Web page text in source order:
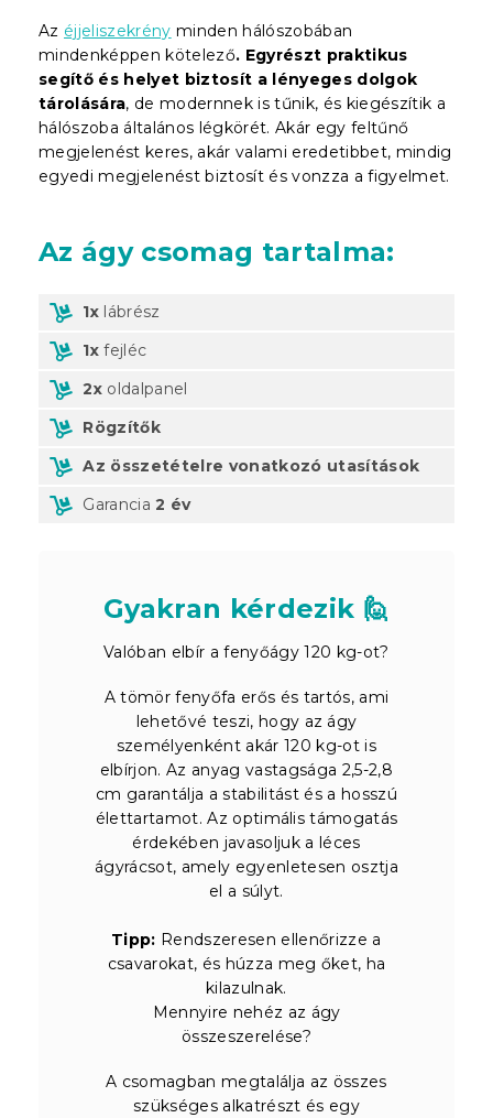
Az éjjeliszekrény minden hálószobában
mindenképpen kötelező. Egyrészt praktikus
segítő és helyet biztosít a lényeges dolgok
tárolására, de modernnek is tűnik, és kiegészítik a
hálószoba általános légkörét. Akár egy feltűnő
megjelenést keres, akár valami eredetibbet, mindig
egyedi megjelenést biztosít és vonzza a figyelmet.
Az ágy csomag tartalma:
1x lábrész
1x fejléc
2x oldalpanel
Rögzítők
Az összetételre vonatkozó utasítások
Garancia2 év
Gyakran kérdezik 🙋
Valóban elbír a fenyőágy 120 kg-ot?
A tömör fenyőfa erős és tartós, ami
lehetővé teszi, hogy az ágy
személyenként akár 120 kg-ot is
elbírjon. Az anyag vastagsága 2,5-2,8
cm garantálja a stabilitást és a hosszú
élettartamot. Az optimális támogatás
érdekében javasoljuk a léces
ágyrácsot, amely egyenletesen osztja
el a súlyt.
Tipp: Rendszeresen ellenőrizze a
csavarokat, és húzza meg őket, ha
kilazulnak.
Mennyire nehéz az ágy
összeszerelése?
A csomagban megtalálja az összes
szükséges alkatrészt és egy